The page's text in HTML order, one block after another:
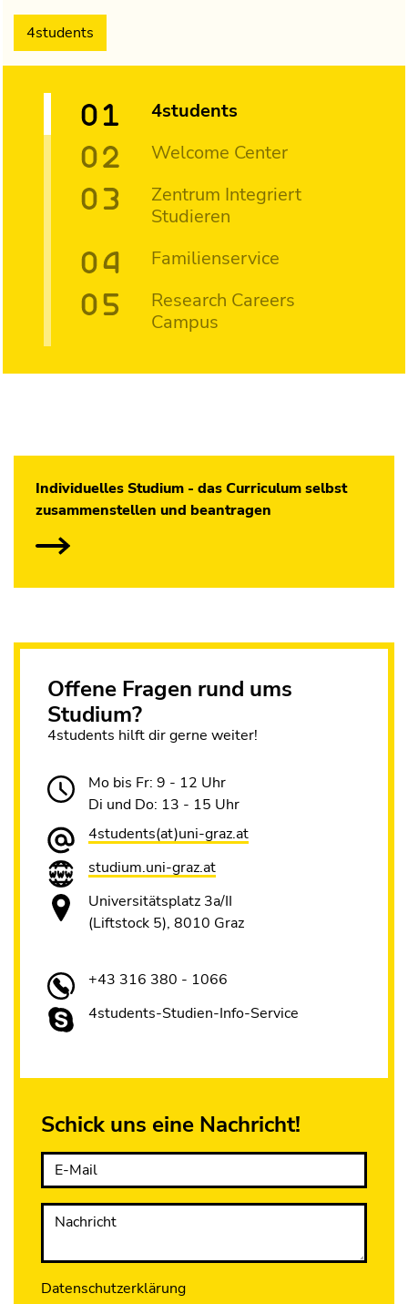
4students
4students
Welcome Center
Zentrum Integriert
Studieren
Familienservice
Research Careers
Campus
Individuelles Studium - das Curriculum selbst
zusammenstellen und beantragen
Offene Fragen rund ums
Studium?
4students hilft dir gerne weiter!
Mo bis Fr: 9 - 12 Uhr
Di und Do: 13 - 15 Uhr
4students(at)uni-graz.at
studium.uni-graz.at
Universitätsplatz 3a/II
(Liftstock 5), 8010 Graz
+43 316 380 - 1066
4students-Studien-Info-Service
Schick uns eine Nachricht!
E-Mail
Nachricht
Datenschutzerklärung